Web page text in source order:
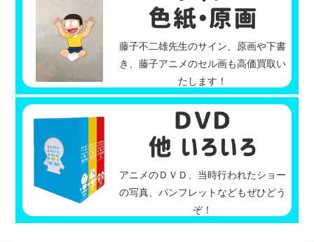
藤子不二雄先生のサイン、原画や下書
き、藤子アニメのセル画も高価買取い
たします！
アニメのＤＶＤ、当時行われたショー
の写真、パンフレットなどもぜひどう
ぞ！